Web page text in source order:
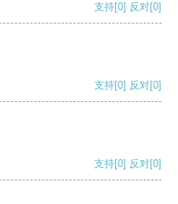
支持[0] 反对[0]
支持[0] 反对[0]
支持[0] 反对[0]